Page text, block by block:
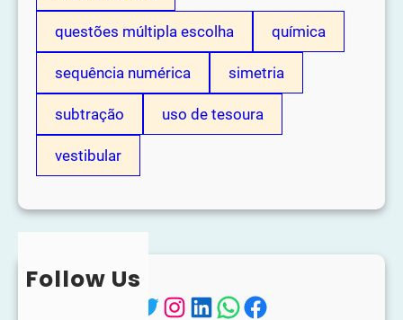
questões múltipla escolha química
sequência numérica simetria
subtração uso de tesoura
vestibular
Follow Us
Instagram LinkedIn WhatsApp Facebook